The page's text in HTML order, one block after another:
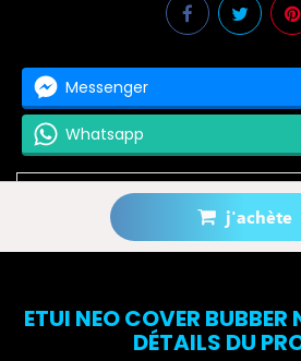
j'achète
Messenger
Whatsapp
Prévenez-moi lorsque le
ETUI NEO COVER
DÉTAILS DU